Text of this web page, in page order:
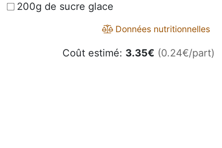
200g de sucre glace
Données nutritionnelles
Coût estimé: 3.35€ (0.24€/part)